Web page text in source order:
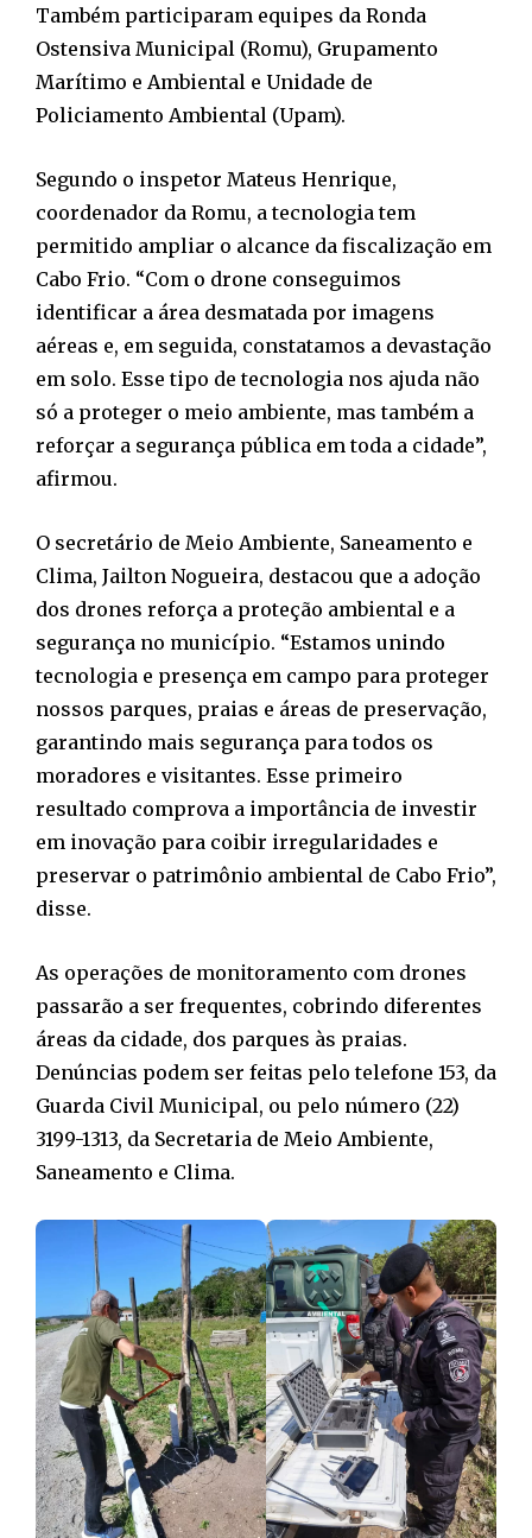
Também participaram equipes da Ronda
Ostensiva Municipal (Romu), Grupamento
Marítimo e Ambiental e Unidade de
Policiamento Ambiental (Upam).
Segundo o inspetor Mateus Henrique,
coordenador da Romu, a tecnologia tem
permitido ampliar o alcance da fiscalização em
Cabo Frio. “Com o drone conseguimos
identificar a área desmatada por imagens
aéreas e, em seguida, constatamos a devastação
em solo. Esse tipo de tecnologia nos ajuda não
só a proteger o meio ambiente, mas também a
reforçar a segurança pública em toda a cidade”,
afirmou.
O secretário de Meio Ambiente, Saneamento e
Clima, Jailton Nogueira, destacou que a adoção
dos drones reforça a proteção ambiental e a
segurança no município. “Estamos unindo
tecnologia e presença em campo para proteger
nossos parques, praias e áreas de preservação,
garantindo mais segurança para todos os
moradores e visitantes. Esse primeiro
resultado comprova a importância de investir
em inovação para coibir irregularidades e
preservar o patrimônio ambiental de Cabo Frio”,
disse.
As operações de monitoramento com drones
passarão a ser frequentes, cobrindo diferentes
áreas da cidade, dos parques às praias.
Denúncias podem ser feitas pelo telefone 153, da
Guarda Civil Municipal, ou pelo número (22)
3199-1313, da Secretaria de Meio Ambiente,
Saneamento e Clima.